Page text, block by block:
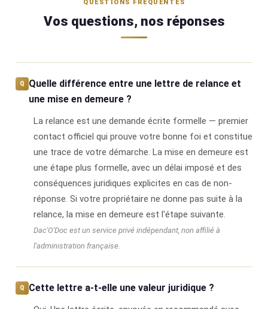
QUESTIONS FRÉQUENTES
Vos questions, nos réponses
Quelle différence entre une lettre de relance et
une mise en demeure ?
La relance est une demande écrite formelle — premier
contact officiel qui prouve votre bonne foi et constitue
une trace de votre démarche. La mise en demeure est
une étape plus formelle, avec un délai imposé et des
conséquences juridiques explicites en cas de non-
réponse. Si votre propriétaire ne donne pas suite à la
relance, la mise en demeure est l'étape suivante.
Dac'O'Doc est un service privé indépendant, non affilié à
l'administration française.
Cette lettre a-t-elle une valeur juridique ?